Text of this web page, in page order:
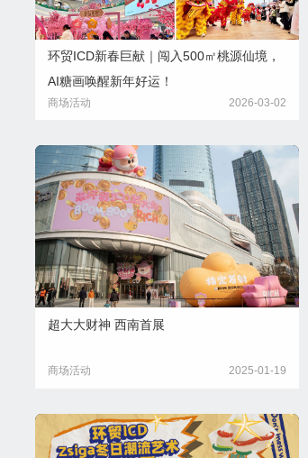
环贸ICD新春巨献｜闯入500㎡桃源仙境，
AI糖画唤醒新年好运！
商场活动 2026-03-02
超大大财神 西南首展
商场活动 2025-01-19